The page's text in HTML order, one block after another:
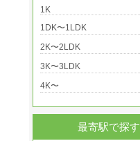
1K
1DK〜1LDK
2K〜2LDK
3K〜3LDK
4K〜
最寄駅で探す